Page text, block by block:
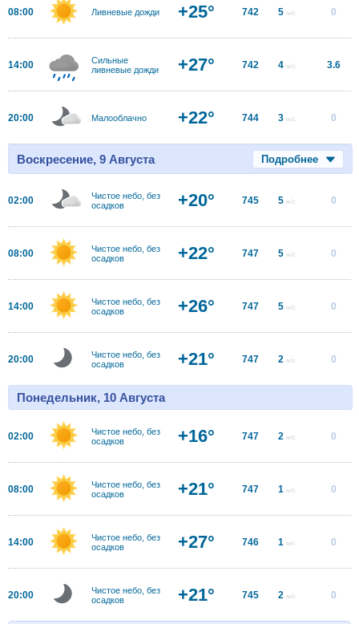
08:00 Ливневые дожди +25° 742 5 м/с 0
14:00
Сильные
ливневые дожди
+27° 742 4 м/с 3.6
20:00 Малооблачно +22° 744 3 м/с 0
Воскресение, 9 Августа Подробнее
02:00
Чистое небо, без
осадков
+20° 745 5 м/с 0
08:00
Чистое небо, без
осадков
+22° 747 5 м/с 0
14:00
Чистое небо, без
осадков
+26° 747 5 м/с 0
20:00
Чистое небо, без
осадков
+21° 747 2 м/с 0
Понедельник, 10 Августа
02:00
Чистое небо, без
осадков
+16° 747 2 м/с 0
08:00
Чистое небо, без
осадков
+21° 747 1 м/с 0
14:00
Чистое небо, без
осадков
+27° 746 1 м/с 0
20:00
Чистое небо, без
осадков
+21° 745 2 м/с 0